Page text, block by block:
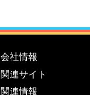
会社情報
関連サイト
関連情報